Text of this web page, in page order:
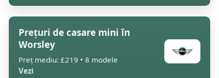
Prețuri de casare mini în
Worsley
Preț mediu: £219 • 8 modele
Vezi